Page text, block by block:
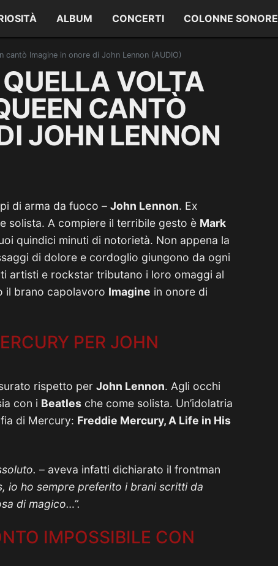
ALBUM CONCERTI COLONNE SONORE
Imagine in onore di John Lennon (AUDIO)
VOLTA
CANTÒ
JOHN LENNON
di arma da fuoco – John Lennon. Ex
solista. A compiere il terribile gesto è Mark
quindici minuti di notorietà. Non appena la
di dolore e cordoglio giungono da ogni
artisti e rockstar tributano i loro omaggi al
il brano capolavoro Imagine in onore di
PER JOHN
rispetto per John Lennon. Agli occhi
con i Beatles che come solista. Un’idolatria
di Mercury: Freddie Mercury, A Life in His
– aveva infatti dichiarato il frontman
io ho sempre preferito i brani scritti da
di magico…”.
IMPOSSIBILE CON